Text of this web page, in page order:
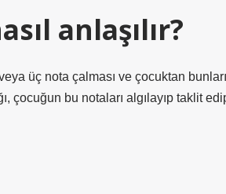
anlaşılır?
üç nota çalması ve çocuktan bunları
çocuğun bu notaları algılayıp taklit